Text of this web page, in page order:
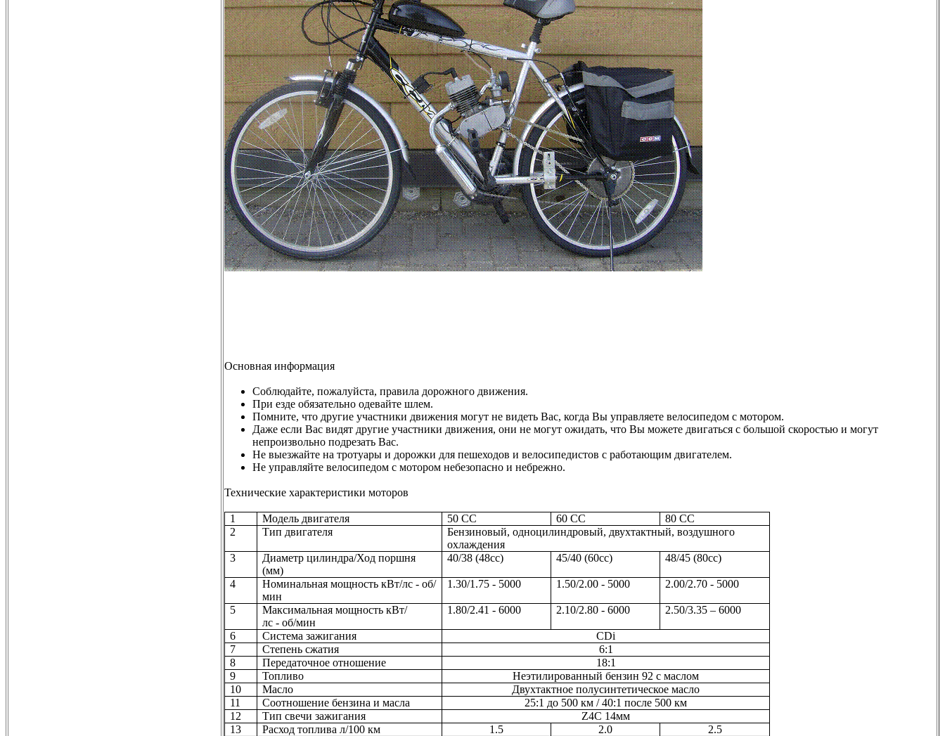
Основная информация
Соблюдайте, пожалуйста, правила дорожного движения.
При езде обязательно одевайте шлем.
Помните, что другие участники движения могут не видеть Вас, когда Вы управляете велосипедом с мотором.
Даже если Вас видят другие участники движения, они не могут ожидать, что Вы можете двигаться с большой скоростью и могут
непроизвольно подрезать Вас.
Не выезжайте на тротуары и дорожки для пешеходов и велосипедистов с работающим двигателем.
Не управляйте велосипедом с мотором небезопасно и небрежно.
Технические характеристики моторов
1 Модель двигателя 50 СС 60 СС
80 СС
2
Тип двигателя Бензиновый, одноцилиндровый, двухтактный, воздушного
охлаждения
3
Диаметр цилиндра/Ход поршня
(мм)
40/38 (48сс) 45/40 (60сс) 48/45 (80сс)
4 Номинальная мощность кВт/лс - об/
мин
1.30/1.75 - 5000 1.50/2.00 - 5000 2.00/2.70 - 5000
5
Максимальная мощность кВт/
лс - об/мин
1.80/2.41 - 6000 2.10/2.80 - 6000 2.50/3.35 – 6000
6 Система зажигания
CDi
7
Степень сжатия
6:1
8
Передаточное отношение
18:1
9
Топливо
Неэтилированный бензин 92 с маслом
10
Масло
Двухтактное полусинтетическое масло
11
Соотношение бензина и масла 25:1 до 500 км / 40:1 после 500 км
12
Тип свечи зажигания Z4C 14мм
13
Расход топлива л/100 км 1.5 2.0
2.5